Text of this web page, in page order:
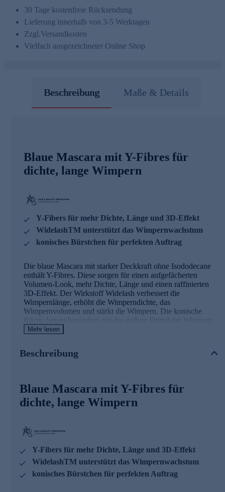
30 Tage kostenfreie Rücksendung
Lieferung innerhalb von 3-5 Werktagen
Zzgl.Versandkosten
Vielfach ausgezeichneter Online Shop
Beschreibung Maße & Details
Blaue Mascara mit Y-Fibres für
dichte, lange Wimpern
Y-Fibers für mehr Dichte, Länge und 3D-Effekt
WidelashTM unterstützt das Wimpernwachstum
konisches Bürstchen für perfekten Auftrag
Die blaue Mascara mit starker Deckkraft ohne Isododecane
enthält Y-Fibres. Diese sorgen für einen aufgefächerten
Volumen-Look, mehr Dichte, Länge und einen raffinierten
3D-Effekt. Der Wirkstoff Widelash verbessert die
Wimpernlänge, erhöht die Wimperndichte, das
Wimpernvolumen und stärkt die Wimpern. Die konische
Bürste betont besonders gut das äußere Drittel der Wimpern,
wodurch ein aufregender Cateye-Effekt erzielt wird. Das
einzelne Wimper. Ihre Wimpern erhalten so unwiderstehliche
Jetzt bequem online bestellen.
Mehr lesen
Beschreibung
Blaue Mascara mit Y-Fibres für
dichte, lange Wimpern
Y-Fibers für mehr Dichte, Länge und 3D-Effekt
WidelashTM unterstützt das Wimpernwachstum
konisches Bürstchen für perfekten Auftrag